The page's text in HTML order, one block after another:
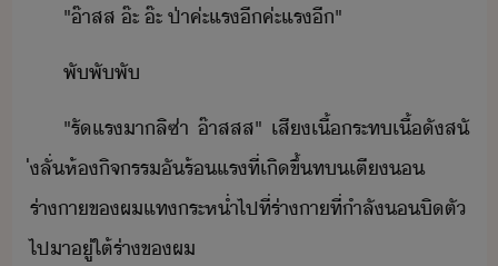
"​๊า​สส​ ​๊ะ​ ​๊ะ​ ​ป่า​ค่ะ​แร​ี​ค่ะ​แร​ี​"
พั​พั​พั
"​รั​แร​า​ลิ​ซ่า​ ​๊า​สสส​"​ ​เสี​เื้​ระท​เื้​ั​สั​
่​ลั่​ห้​ิจรร​ั​ร้แร​ที่เิ​ขึ้​ท​เตี​
ร่าา​ข​ผ​แท​ระห่ำ​ไป​ที่​ร่าา​ที่​ำลั​​ิ​ตั​
ไปา​ู่​ใต้​ร่า​ข​ผ